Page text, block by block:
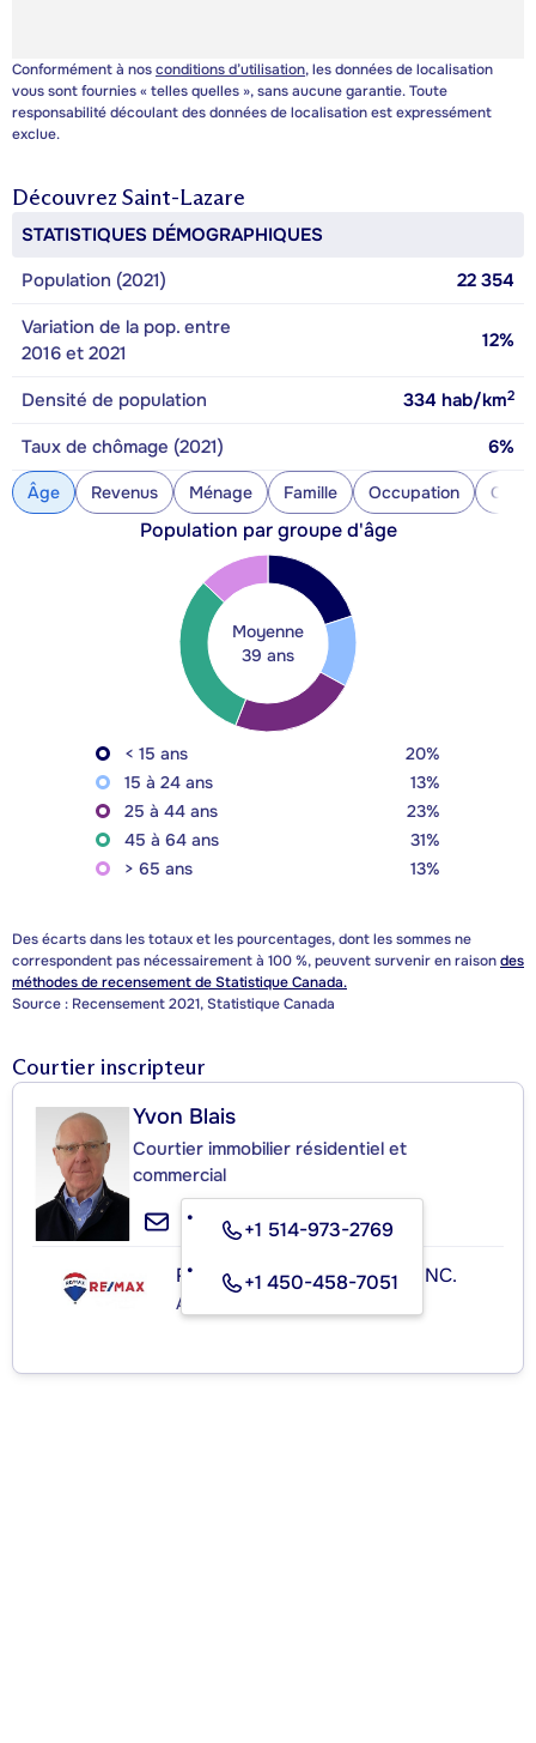
Conformément à nosconditions d’utilisation, les données de localisation
vous sont fournies « telles quelles », sans aucune garantie. Toute
responsabilité découlant des données de localisation est expressément
exclue.
Découvrez Saint-Lazare
STATISTIQUES DÉMOGRAPHIQUES
Population (2021)
22 354
Variation de la pop. entre
2016 et 2021
12%
Densité de population 334 hab/km2
Taux de chômage (2021) 6%
Âge Revenus Ménage Famille Occupation
Population par groupe d'âge
Moyenne
39 ans
< 15 ans
20%
15 à 24 ans
13%
25 à 44 ans
23%
45 à 64 ans
31%
> 65 ans
13%
Des écarts dans les totaux et les pourcentages, dont les sommes ne
correspondent pas nécessairement à 100 %, peuvent survenir en raisondes
méthodes de recensement de Statistique Canada.
Source : Recensement 2021, Statistique Canada
Courtier inscripteur
Yvon Blais
Courtier immobilier résidentiel et
commercial
+1 514-973-2769
+1 450-458-7051
RE/MAX ROYAL (JORDAN) INC.
Agence immobilière